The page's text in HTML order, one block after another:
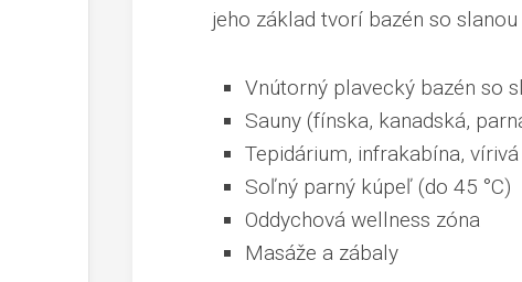
jeho základ tvorí bazén so
Vnútorný plavecký bazén so
Sauny (fínska, kanadská,
Tepidárium, infrakabína,
Soľný parný kúpeľ (do 45 °C)
Oddychová wellness zóna
Masáže a zábaly